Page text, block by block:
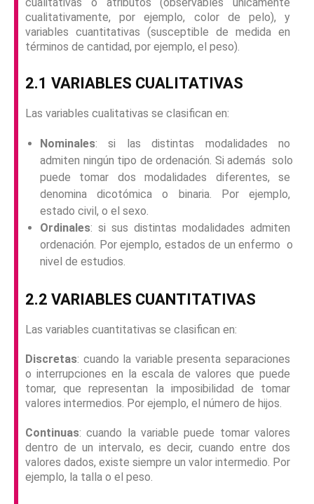
cualitativamente, por ejemplo, color de pelo), y
variables cuantitativas (susceptible de medida en
términos de cantidad, por ejemplo, el peso).
2.1 VARIABLES CUALITATIVAS
Las variables cualitativas se clasifican en:
Nominales: si las distintas modalidades no
admiten ningún tipo de ordenación. Si además solo
puede tomar dos modalidades diferentes, se
denomina dicotómica o binaria. Por ejemplo,
estado civil, o el sexo.
Ordinales: si sus distintas modalidades admiten
ordenación. Por ejemplo, estados de un enfermo o
nivel de estudios.
2.2 VARIABLES CUANTITATIVAS
Las variables cuantitativas se clasifican en:
Discretas: cuando la variable presenta separaciones
o interrupciones en la escala de valores que puede
tomar, que representan la imposibilidad de tomar
valores intermedios. Por ejemplo, el número de hijos.
Continuas: cuando la variable puede tomar valores
dentro de un intervalo, es decir, cuando entre dos
valores dados, existe siempre un valor intermedio. Por
ejemplo, la talla o el peso.